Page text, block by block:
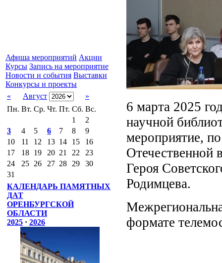
Афиша мероприятий Акции
Курсы Запись на мероприятие
Новости и события Выставки
Конкурсы и проекты
«
Август
»
Пн. Вт. Ср. Чт. Пт. Сб. Вс.
1
2
3
4 5 6 7 8
9
10
11 12 13 14 15
16
17
18 19 20 21 22
23
24
25 26 27 28 29
30
31
КАЛЕНДАРЬ ПАМЯТНЫХ
ДАТ
ОРЕНБУРГСКОЙ
ОБЛАСТИ
2025 · 2026
6 марта 2025
научной
мероприятие,
Отечественной
Героя
Родимцева.
формате